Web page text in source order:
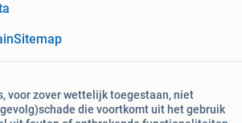
Sitemap
voor zover wettelijk toegestaan, niet
die voortkomt uit het gebruik